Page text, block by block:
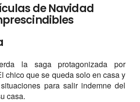
de Navidad
la saga protagonizada por
chico que se queda solo en casa y
para salir indemne del
casa.